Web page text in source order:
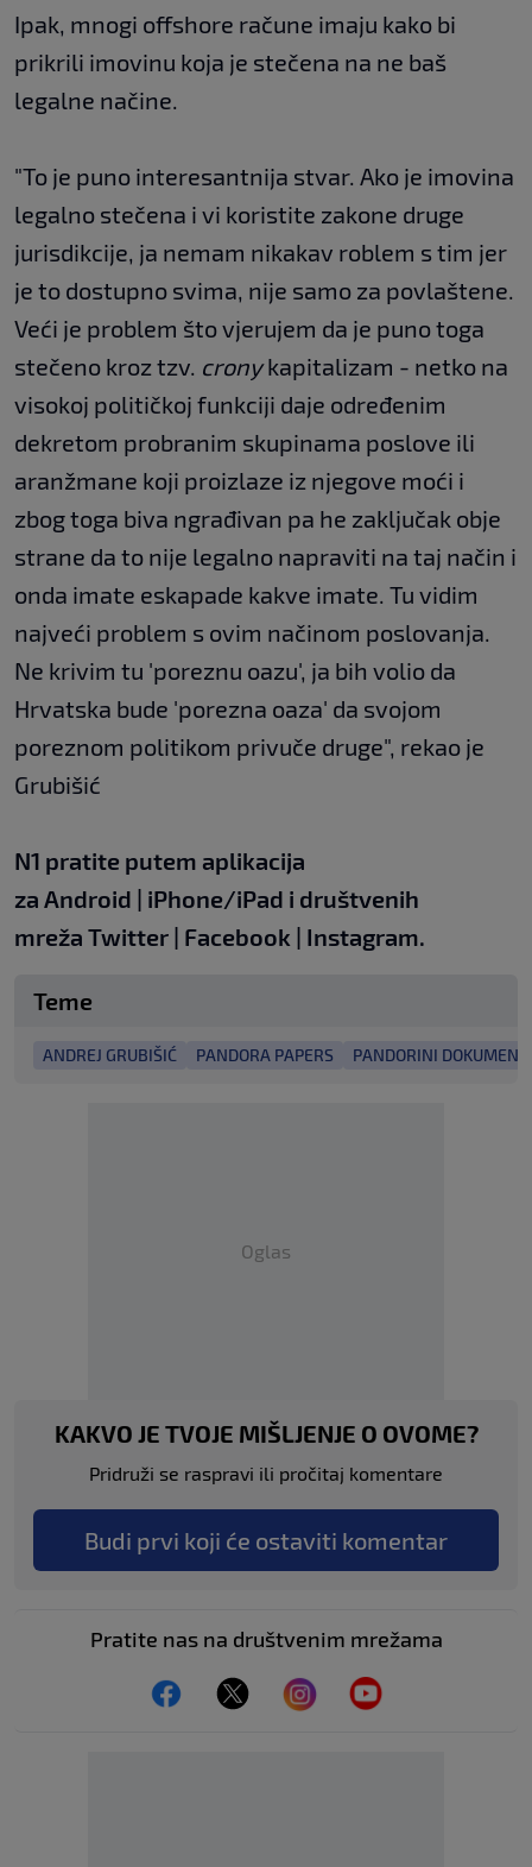
Ipak, mnogi offshore račune imaju kako bi
prikrili imovinu koja je stečena na ne baš
legalne načine.
"To je puno interesantnija stvar. Ako je imovina
legalno stečena i vi koristite zakone druge
jurisdikcije, ja nemam nikakav roblem s tim jer
je to dostupno svima, nije samo za povlaštene.
Veći je problem što vjerujem da je puno toga
stečeno kroz tzv. cronykapitalizam - netko na
visokoj političkoj funkciji daje određenim
dekretom probranim skupinama poslove ili
aranžmane koji proizlaze iz njegove moći i
zbog toga biva ngrađivan pa he zaključak obje
strane da to nije legalno napraviti na taj način i
onda imate eskapade kakve imate. Tu vidim
najveći problem s ovim načinom poslovanja.
Ne krivim tu 'poreznu oazu', ja bih volio da
Hrvatska bude 'porezna oaza' da svojom
poreznom politikom privuče druge", rekao je
Grubišić
N1 pratite putem aplikacija
za Android | iPhone/iPad i društvenih
mreža Twitter | Facebook | Instagram.
Teme
ANDREJ GRUBIŠIĆ PANDORA PAPERS PANDORINI DOKUMENTI
Oglas
KAKVO JE TVOJE MIŠLJENJE O OVOME?
Pridruži se raspravi ili pročitaj komentare
Budi prvi koji će ostaviti komentar
Pratite nas na društvenim mrežama